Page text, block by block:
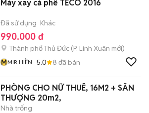
Máy xay cà phê TECO 2016
Đã sử dụng Khác
990.000 đ
Thành phố Thủ Đức (P. Linh Xuân mới)
MMIR HIỀN 5.0 8 đã bán
PHÒNG CHO NỮ THUÊ, 16M2 + SÂN
THƯỢNG 20m2,
Nhà trống